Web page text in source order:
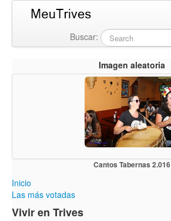
Buscar:
Imagen aleatoria
Cantos Tabernas 2.016
Inicio
Las más votadas
Vivir en Trives